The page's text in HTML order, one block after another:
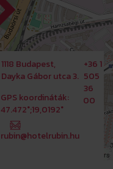
contributors
1118 Budapest,
Dayka Gábor utca 3.
GPS koordináták:
47.472°;19,0192°
+36 1
505
36
00
rubin@hotelrubin.hu